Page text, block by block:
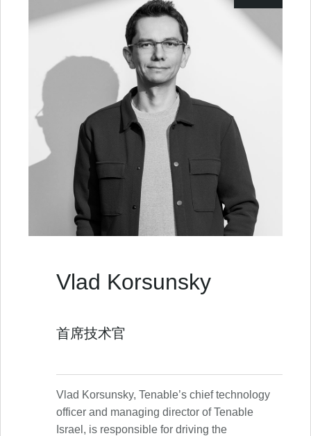
Vlad Korsunsky
首席技术官
Vlad Korsunsky, Tenable’s chief technology
officer and managing director of Tenable
Israel, is responsible for driving the